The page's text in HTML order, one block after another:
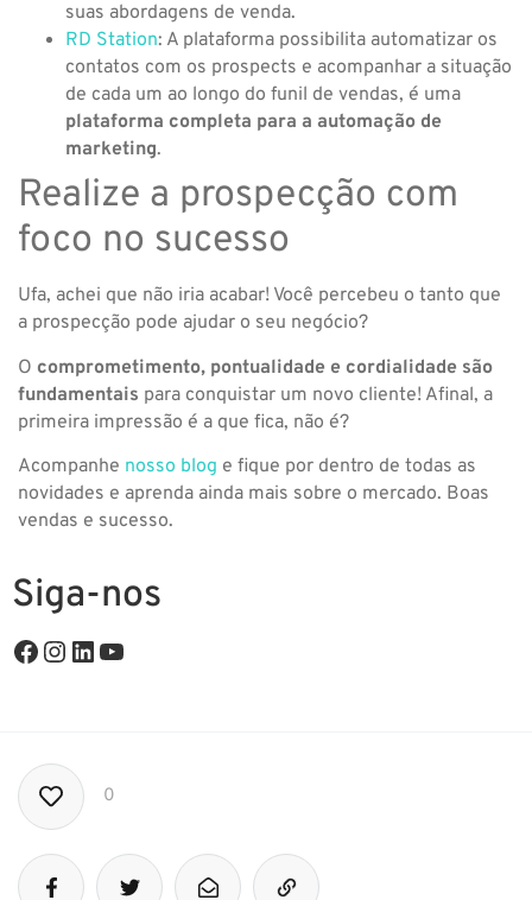
suas abordagens de venda.
RD Station: A plataforma possibilita automatizar os
contatos com os prospects e acompanhar a situação
de cada um ao longo do funil de vendas, é uma
plataforma completa para a automação de
marketing.
Realize a prospecção com
foco no sucesso
Ufa, achei que não iria acabar! Você percebeu o tanto que
a prospecção pode ajudar o seu negócio?
O comprometimento, pontualidade e cordialidade são
fundamentais para conquistar um novo cliente! Afinal, a
primeira impressão é a que fica, não é?
Acompanhe nosso blog e fique por dentro de todas as
novidades e aprenda ainda mais sobre o mercado. Boas
vendas e sucesso.
Siga-nos
0